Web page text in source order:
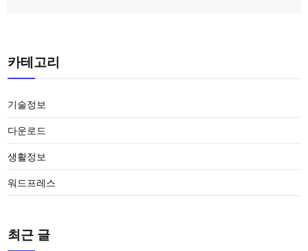
카테고리
기술정보
다운로드
생활정보
워드프레스
최근 글